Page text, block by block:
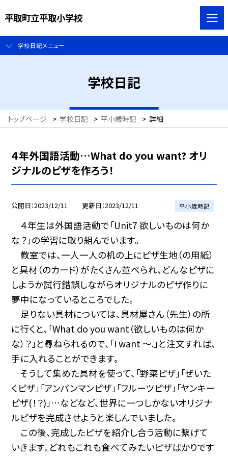
平取町立平取小学校
学校日記メニュー
学校日記
トップページ > 学校日記 > 平小歳時記 > 詳細
４年外国語活動…What do you want? オリ
ジナルのピザを作ろう！
公開日 2023/12/11 更新日 2023/12/11 平小歳時記
４年生は外国語活動で「Unit7 欲しいものは何か
な？」の学習に取り組んでいます。
教室では、一人一人の机の上にピザ生地（の用紙）
と具材（のカード）がたくさん並べられ、どんなピザに
しようか試行錯誤しながらオリジナルのピザ作りに
夢中になっているところでした。
足りない具材については、具材屋さん（先生）の所
に行くと、「What do you want（欲しいものは何か
な）？」と尋ねられるので、「I want 〜.」と注文すれば、
手に入れることができます。
そうして集めた具材を使って、「野菜ピザ」「ぜいた
くピザ」「アンパンマンピザ」「フルーツピザ」「ヤンキー
ピザ(！？)」…などなど、世界に一つしかないオリジナ
ルピザを完成させようと楽しんでいました。
この後、完成したピザを紹介し合う活動に繋げて
いきます。どれもこれも食べてみたいピザばかりです